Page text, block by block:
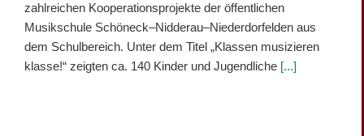
zahlreichen Kooperationsprojekte der öffentlichen
Musikschule Schöneck–Nidderau–Niederdorfelden aus
dem Schulbereich. Unter dem Titel „Klassen musizieren
klasse!“ zeigten ca. 140 Kinder und Jugendliche [...]